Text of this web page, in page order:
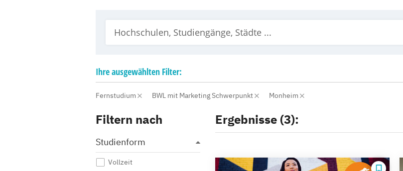
Ihreausgewählten Filter:
Fernstudium BWL mit Marketing Schwerpunkt Monheim
Filtern nach
Studienform
Vollzeit
Ergebnisse (3):